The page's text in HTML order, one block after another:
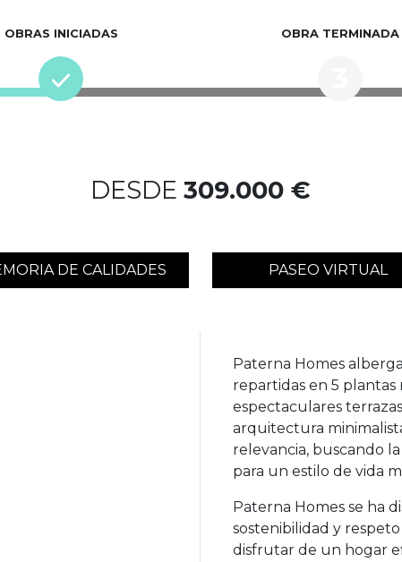
OBRAS INICIADAS OBRA TERMINADA
DESDE 309.000 €
DE CALIDADES PASEO VIRTUAL
Paterna Homes
repartidas en 5 plantas
espectaculares
arquitectura
relevancia, buscando
para un estilo de vida
Paterna Homes se ha
sostenibilidad y
disfrutar de un hogar